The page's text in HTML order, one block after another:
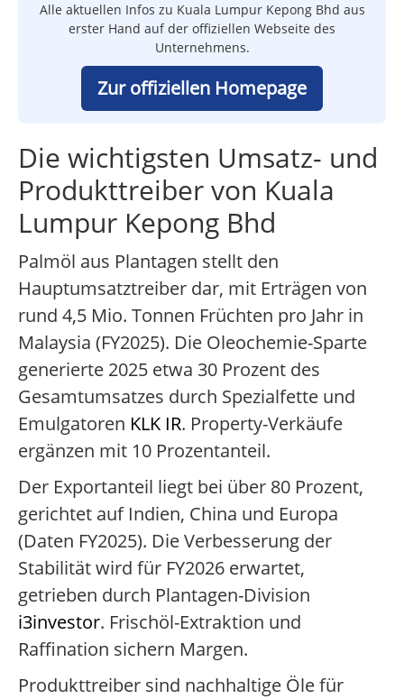
Alle aktuellen Infos zu Kuala Lumpur Kepong Bhd aus
erster Hand auf der offiziellen Webseite des
Unternehmens.
Zur offiziellen Homepage
Die wichtigsten Umsatz- und
Produkttreiber von Kuala
Lumpur Kepong Bhd
Palmöl aus Plantagen stellt den
Hauptumsatztreiber dar, mit Erträgen von
rund 4,5 Mio. Tonnen Früchten pro Jahr in
Malaysia (FY2025). Die Oleochemie-Sparte
generierte 2025 etwa 30 Prozent des
Gesamtumsatzes durch Spezialfette und
Emulgatoren KLK IR. Property-Verkäufe
ergänzen mit 10 Prozentanteil.
Der Exportanteil liegt bei über 80 Prozent,
gerichtet auf Indien, China und Europa
(Daten FY2025). Die Verbesserung der
Stabilität wird für FY2026 erwartet,
getrieben durch Plantagen-Division
i3investor. Frischöl-Extraktion und
Raffination sichern Margen.
Produkttreiber sind nachhaltige Öle für